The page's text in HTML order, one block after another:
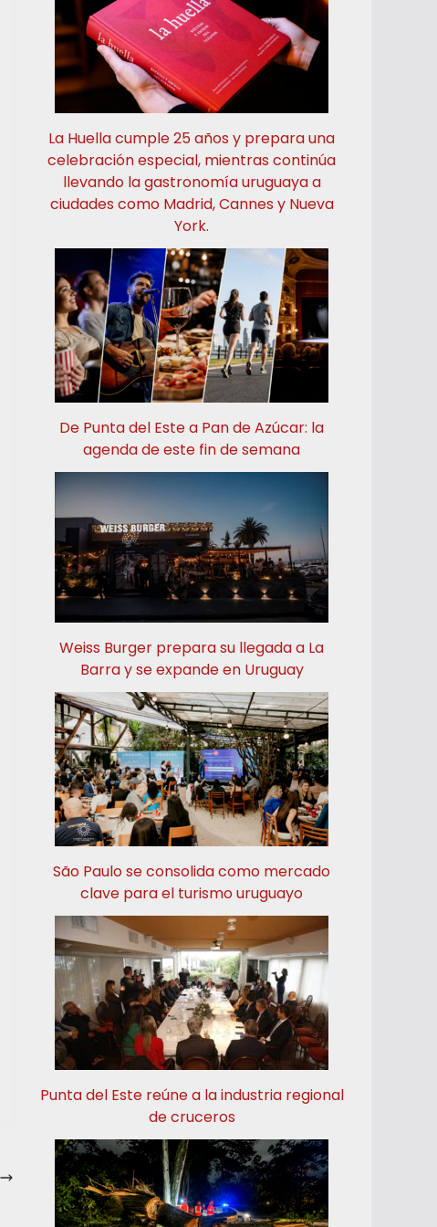
La Huella cumple 25 años y prepara una
celebración especial, mientras continúa
llevando la gastronomía uruguaya a
ciudades como Madrid, Cannes y Nueva
York.
De Punta del Este a Pan de Azúcar: la
agenda de este fin de semana
Weiss Burger prepara su llegada a La
Barra y se expande en Uruguay
São Paulo se consolida como mercado
clave para el turismo uruguayo
Punta del Este reúne a la industria regional
de cruceros